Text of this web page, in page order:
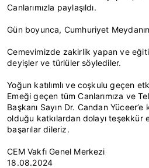
Canlarımızla paylaşıldı.
Gün boyunca, Cumhuriyet
Cemevimizde zakirlik yapan ve
deyişler ve türlüler söylediler.
Yoğun katılımlı ve coşkulu geçen
Emeği geçen tüm Canlarımıza ve
Başkanı Sayın Dr. Candan
olduğu katkılardan dolayı teşekkür
başarılar dileriz.
CEM Vakfı Genel Merkezi
18.08.2024